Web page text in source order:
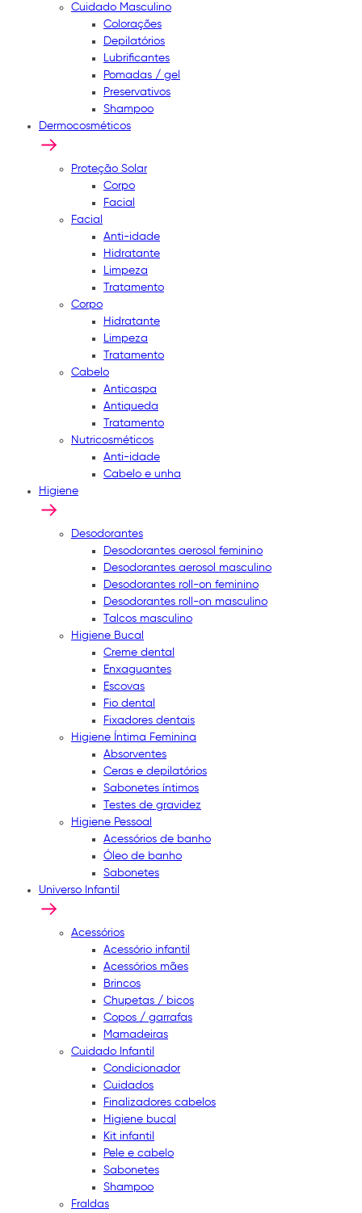
Cuidado Masculino
Colorações
Depilatórios
Lubrificantes
Pomadas / gel
Preservativos
Shampoo
Dermocosméticos
Proteção Solar
Corpo
Facial
Facial
Anti-idade
Hidratante
Limpeza
Tratamento
Corpo
Hidratante
Limpeza
Tratamento
Cabelo
Anticaspa
Antiqueda
Tratamento
Nutricosméticos
Anti-idade
Cabelo e unha
Higiene
Desodorantes
Desodorantes aerosol feminino
Desodorantes aerosol masculino
Desodorantes roll-on feminino
Desodorantes roll-on masculino
Talcos masculino
Higiene Bucal
Creme dental
Enxaguantes
Escovas
Fio dental
Fixadores dentais
Higiene Íntima Feminina
Absorventes
Ceras e depilatórios
Sabonetes íntimos
Testes de gravidez
Higiene Pessoal
Acessórios de banho
Óleo de banho
Sabonetes
Universo Infantil
Acessórios
Acessório infantil
Acessórios mães
Brincos
Chupetas / bicos
Copos / garrafas
Mamadeiras
Cuidado Infantil
Condicionador
Cuidados
Finalizadores cabelos
Higiene bucal
Kit infantil
Pele e cabelo
Sabonetes
Shampoo
Fraldas